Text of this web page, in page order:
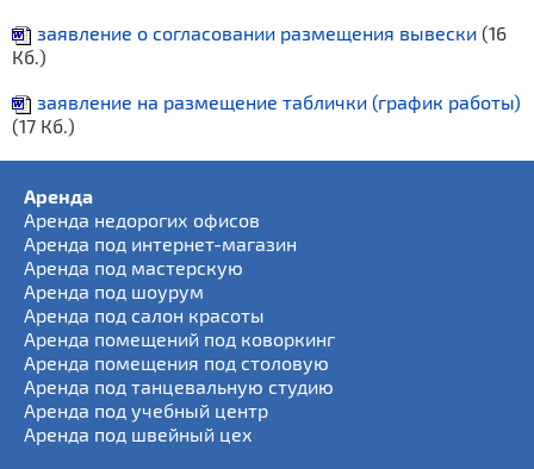
заявление о согласовании размещения вывески (16
Кб.)
заявление на размещение таблички (график работы)
(17 Кб.)
Аренда
Аренда недорогих офисов
Аренда под интернет-магазин
Аренда под мастерскую
Аренда под шоурум
Аренда под салон красоты
Аренда помещений под коворкинг
Аренда помещения под столовую
Аренда под танцевальную студию
Аренда под учебный центр
Аренда под швейный цех